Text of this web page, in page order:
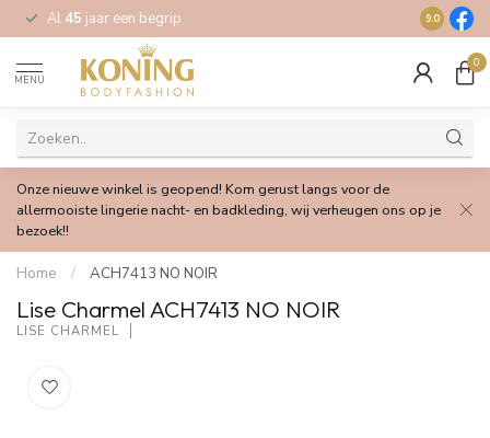
Al 45 jaar een begrip Gratis
9.0
MENU
0
Onze nieuwe winkel is geopend! Kom gerust langs voor de
allermooiste lingerie nacht- en badkleding, wij verheugen ons op je
bezoek!!
Home / ACH7413 NO NOIR
Lise Charmel ACH7413 NO NOIR
LISE CHARMEL